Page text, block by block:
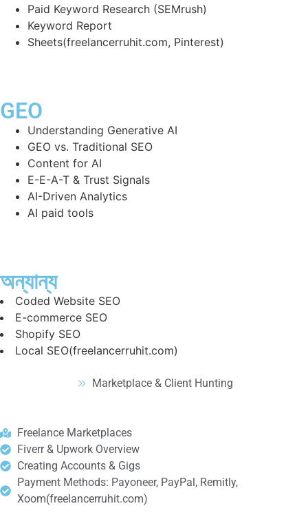
Paid Keyword Research (SEMrush)
Keyword Report
Sheets(freelancerruhit.com, Pinterest)
GEO
Understanding Generative AI
GEO vs. Traditional SEO
Content for AI
E-E-A-T & Trust Signals
AI-Driven Analytics
AI paid tools
অন্যান্য
Coded Website SEO
E-commerce SEO
Shopify SEO
Local SEO(freelancerruhit.com)
Marketplace & Client Hunting
Freelance Marketplaces
Fiverr & Upwork Overview
Creating Accounts & Gigs
Payment Methods: Payoneer, PayPal, Remitly,
Xoom(freelancerruhit.com)